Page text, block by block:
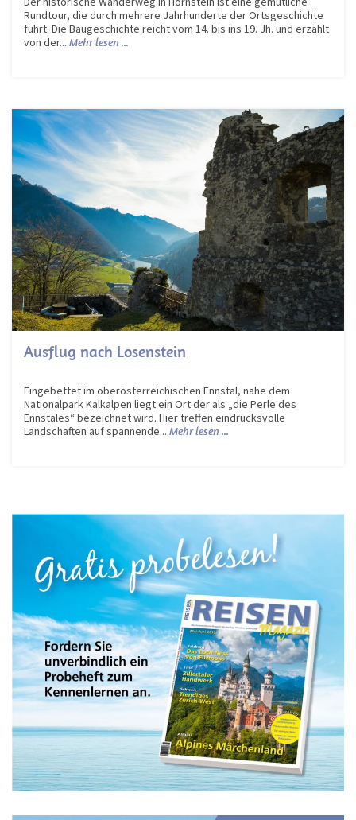
Rundtour, die durch mehrere Jahrhunderte der Ortsgeschichte
führt. Die Baugeschichte reicht vom 14. bis ins 19. Jh. und erzählt
von der... Mehr lesen ...
Ausflug nach Losenstein
Eingebettet im oberösterreichischen Ennstal, nahe dem
Nationalpark Kalkalpen liegt ein Ort der als „die Perle des
Ennstales“ bezeichnet wird. Hier treffen eindrucksvolle
Landschaften auf spannende... Mehr lesen ...